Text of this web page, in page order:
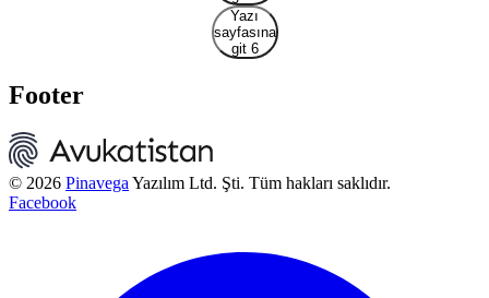
Yazı
sayfasına
git 6
Footer
© 2026 Pinavega Yazılım Ltd. Şti. Tüm hakları saklıdır.
Facebook